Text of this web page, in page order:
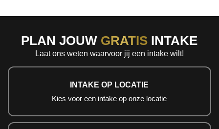
PLAN JOUW GRATIS INTAKE
Laat ons weten waarvoor jij een intake wilt!
INTAKE OP LOCATIE
Kies voor een intake op onze locatie